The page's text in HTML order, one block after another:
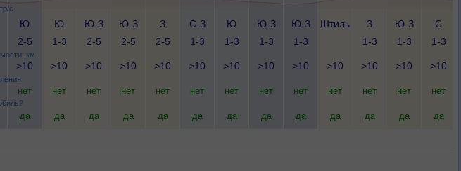
с
км
Ю
2-5
Ю
1-3
Ю-З
2-5
Ю-З
2-5
З
2-5
С-З
1-3
Ю
1-3
Ю-З
1-3
Ю-З
1-3
Штиль
З
1-3
Ю-З
1-3
С
1-3
>10 >10 >10 >10 >10 >10 >10 >10 >10 >10 >10 >10 >10
нет нет нет нет нет нет нет нет нет нет нет нет нет
да да да да да да да да да да да да да